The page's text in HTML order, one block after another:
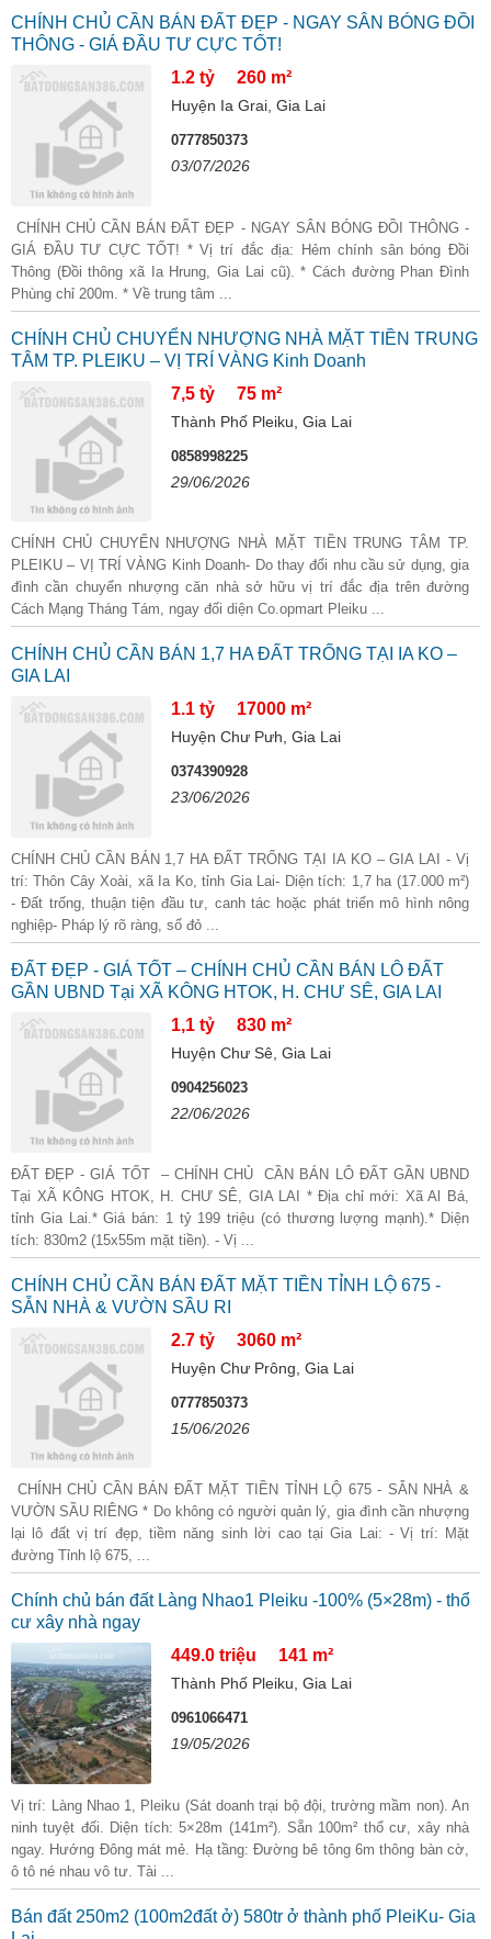
CHÍNH CHỦ CẦN BÁN ĐẤT ĐẸP - NGAY SÂN BÓNG ĐỒI
THÔNG - GIÁ ĐẦU TƯ CỰC TỐT!
1.2 tỷ
260 m²
Huyện Ia Grai, Gia Lai
0777850373
03/07/2026
CHÍNH CHỦ CẦN BÁN ĐẤT ĐẸP - NGAY SÂN BÓNG ĐỒI THÔNG -
GIÁ ĐẦU TƯ CỰC TỐT! * Vị trí đắc địa: Hẻm chính sân bóng Đồi
Thông (Đồi thông xã Ia Hrung, Gia Lai cũ). * Cách đường Phan Đình
Phùng chỉ 200m. * Về trung tâm ...
CHÍNH CHỦ CHUYỂN NHƯỢNG NHÀ MẶT TIỀN TRUNG
TÂM TP. PLEIKU – VỊ TRÍ VÀNG Kinh Doanh
7,5 tỷ
75 m²
Thành Phố Pleiku, Gia Lai
0858998225
29/06/2026
CHÍNH CHỦ CHUYỂN NHƯỢNG NHÀ MẶT TIỀN TRUNG TÂM TP.
PLEIKU – VỊ TRÍ VÀNG Kinh Doanh- Do thay đổi nhu cầu sử dụng, gia
đình cần chuyển nhượng căn nhà sở hữu vị trí đắc địa trên đường
Cách Mạng Tháng Tám, ngay đối diện Co.opmart Pleiku ...
CHÍNH CHỦ CẦN BÁN 1,7 HA ĐẤT TRỐNG TẠI IA KO –
GIA LAI
1.1 tỷ
17000 m²
Huyện Chư Pưh, Gia Lai
0374390928
23/06/2026
CHÍNH CHỦ CẦN BÁN 1,7 HA ĐẤT TRỐNG TẠI IA KO – GIA LAI - Vị
trí: Thôn Cây Xoài, xã Ia Ko, tỉnh Gia Lai- Diện tích: 1,7 ha (17.000 m²)
- Đất trống, thuận tiện đầu tư, canh tác hoặc phát triển mô hình nông
nghiệp- Pháp lý rõ ràng, sổ đỏ ...
ĐẤT ĐẸP - GIÁ TỐT – CHÍNH CHỦ CẦN BÁN LÔ ĐẤT
GẦN UBND Tại XÃ KÔNG HTOK, H. CHƯ SÊ, GIA LAI
1,1 tỷ
830 m²
Huyện Chư Sê, Gia Lai
0904256023
22/06/2026
ĐẤT ĐẸP - GIÁ TỐT – CHÍNH CHỦ CẦN BÁN LÔ ĐẤT GẦN UBND
Tại XÃ KÔNG HTOK, H. CHƯ SÊ, GIA LAI * Địa chỉ mới: Xã Al Bá,
tỉnh Gia Lai.* Giá bán: 1 tỷ 199 triệu (có thương lượng mạnh).* Diện
tích: 830m2 (15x55m mặt tiền). - Vị ...
CHÍNH CHỦ CẦN BÁN ĐẤT MẶT TIỀN TỈNH LỘ 675 -
SẴN NHÀ & VƯỜN SẦU RI
2.7 tỷ
3060 m²
Huyện Chư Prông, Gia Lai
0777850373
15/06/2026
CHÍNH CHỦ CẦN BÁN ĐẤT MẶT TIỀN TỈNH LỘ 675 - SẴN NHÀ &
VƯỜN SẦU RIÊNG * Do không có người quản lý, gia đình cần nhượng
lại lô đất vị trí đẹp, tiềm năng sinh lời cao tại Gia Lai: - Vị trí: Mặt
đường Tỉnh lộ 675, ...
Chính chủ bán đất Làng Nhao1 Pleiku -100% (5×28m) - thổ
cư xây nhà ngay
449.0 triệu
141 m²
Thành Phố Pleiku, Gia Lai
0961066471
19/05/2026
Vị trí: Làng Nhao 1, Pleiku (Sát doanh trại bộ đội, trường mầm non). An
ninh tuyệt đối. Diện tích: 5×28m (141m²). Sẵn 100m² thổ cư, xây nhà
ngay. Hướng Đông mát mẻ. Hạ tầng: Đường bê tông 6m thông bàn cờ,
ô tô né nhau vô tư. Tài ...
Bán đất 250m2 (100m2đất ở) 580tr ở thành phố PleiKu- Gia